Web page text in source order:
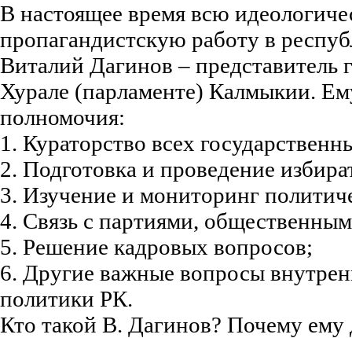
В настоящее время всю
пропагандистскую работу в
Виталий Дагинов –
Хурале (парламенте) Калмыкии.
полномочия:
1. Кураторство всех
2. Подготовка и проведение
3. Изучение и мониторинг
4. Связь с партиями,
5. Решение кадровых вопросов;
6. Другие важные вопросы
политики РК.
Кто такой В. Дагинов? Почему